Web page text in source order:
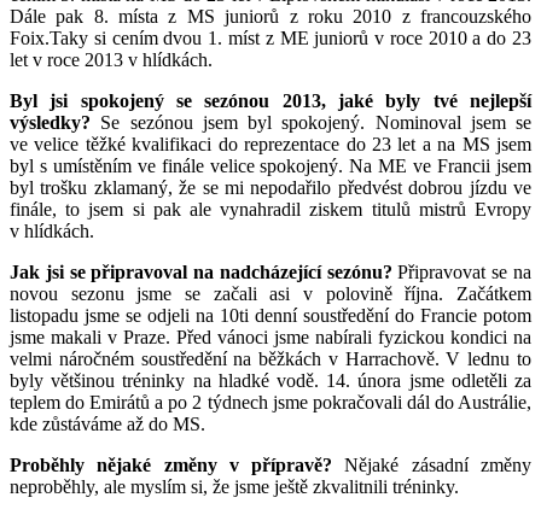
Dále pak 8. místa z MS juniorů z roku 2010 z francouzského
Foix.Taky si cením dvou 1. míst z ME juniorů v roce 2010 a do 23
let v roce 2013 v hlídkách.
Byl jsi spokojený se sezónou 2013, jaké byly tvé nejlepší
výsledky? Se sezónou jsem byl spokojený. Nominoval jsem se
ve velice těžké kvalifikaci do reprezentace do 23 let a na MS jsem
byl s umístěním ve finále velice spokojený. Na ME ve Francii jsem
byl trošku zklamaný, že se mi nepodařilo předvést dobrou jízdu ve
finále, to jsem si pak ale vynahradil ziskem titulů mistrů Evropy
v hlídkách.
Jak jsi se připravoval na nadcházející sezónu? Připravovat se na
novou sezonu jsme se začali asi v polovině října. Začátkem
listopadu jsme se odjeli na 10ti denní soustředění do Francie potom
jsme makali v Praze. Před vánoci jsme nabírali fyzickou kondici na
velmi náročném soustředění na běžkách v Harrachově. V lednu to
byly většinou tréninky na hladké vodě. 14. února jsme odletěli za
teplem do Emirátů a po 2 týdnech jsme pokračovali dál do Austrálie,
kde zůstáváme až do MS.
Proběhly nějaké změny v přípravě? Nějaké zásadní změny
neproběhly, ale myslím si, že jsme ještě zkvalitnili tréninky.